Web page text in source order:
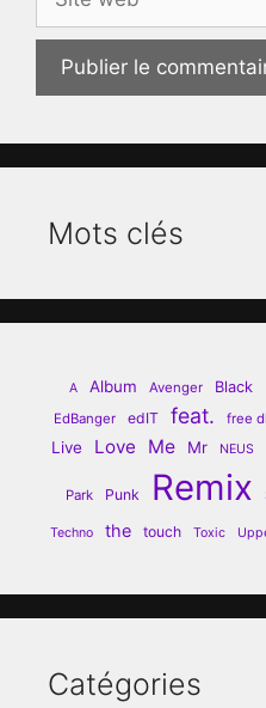
web
Mots clés
A Album Avenger Black
EdBanger
edIT feat. free dl
Live Love Me Mr NEUS
Park Punk Remix
Techno the touch Toxic
Catégories